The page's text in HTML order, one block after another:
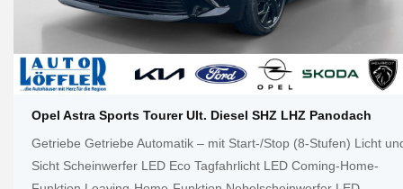
Opel Astra Sports Tourer Ult. Diesel SHZ LHZ Panodach
Getriebe Getriebe Automatik – mit Start-/Stop (8-Stufen) Licht
Sicht Scheinwerfer LED Eco Tagfahrlicht LED Coming-Home-